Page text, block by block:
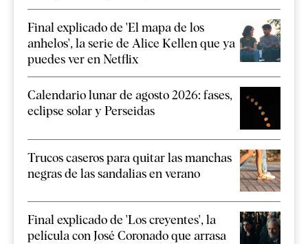
Final explicado de 'El mapa de los
anhelos', la serie de Alice Kellen que ya
puedes ver en Netflix
Calendario lunar de agosto 2026: fases,
eclipse solar y Perseidas
Trucos caseros para quitar las manchas
negras de las sandalias en verano
Final explicado de 'Los creyentes', la
película con José Coronado que arrasa